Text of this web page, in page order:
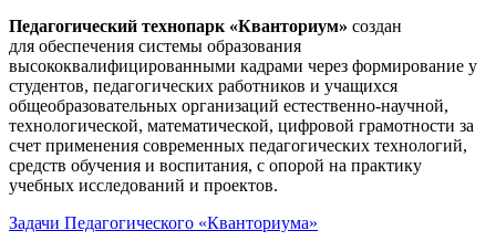
Педагогический технопарк «Кванториум» создан
для обеспечения системы образования
высококвалифицированными кадрами через формирование у
студентов, педагогических работников и учащихся
общеобразовательных организаций естественно-научной,
технологической, математической, цифровой грамотности за
счет применения современных педагогических технологий,
средств обучения и воспитания, с опорой на практику
учебных исследований и проектов.
Задачи Педагогического «Кванториума»